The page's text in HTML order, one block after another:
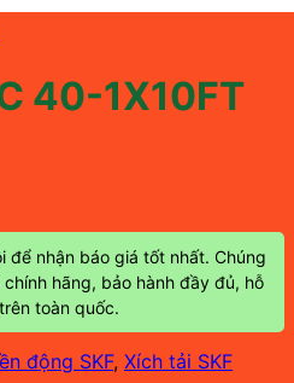
40-1X10FT
để nhận báo giá tốt nhất. Chúng
hãng, bảo hành đầy đủ, hỗ
toàn quốc.
động SKF, Xích tải SKF